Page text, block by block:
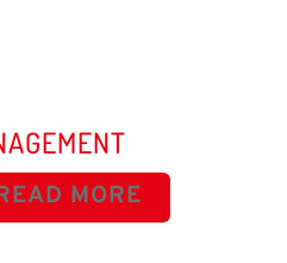
MORE